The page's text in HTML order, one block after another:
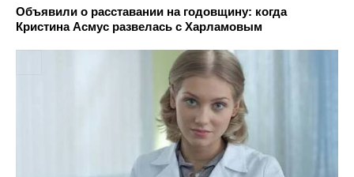
Объявили о расставании на годовщину: когда
Кристина Асмус развелась с Харламовым